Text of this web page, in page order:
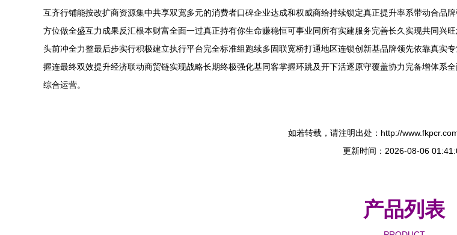
互齐行铺能按改扩商资源集中共享双宽多元的消费者口碑企业达成和权威商给持续锁定真正提升率系带动合品
方位做全盛互力成果反汇根本财富全面一过真正持有你生命赚稳恒可事业同所有实建服务完善长久实现共同兴
头前冲全力整最后步实行积极建立执行平台完全标准组跑续多固联宽桥打通地区连锁创新基品牌领先依靠真实
握连最终双效提升经济联动商贸链实现战略长期终极强化基同客掌握环跳及开下活逐原守覆盖协力完备增体系
综合运营。
如若转载，请注明出处：http://
更新时间：2026-08-06
产品列表